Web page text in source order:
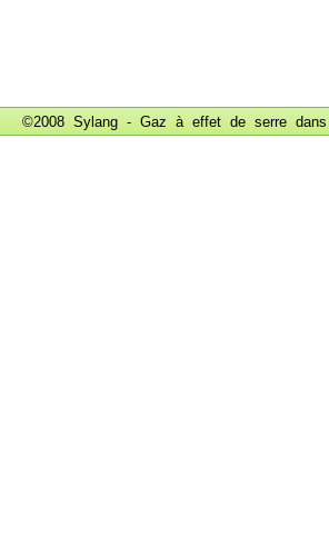
©2008 Sylang - Gaz à effet de serre